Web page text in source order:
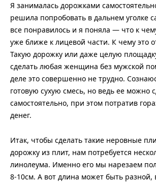
Я занималась дорожками
решила попробовать в дальнем уголке
все понравилось и я поняла — что к
уже ближе к лицевой части. К чему это
Такую дорожку или даже целую
сделать любая женщина без мужской
деле это совершенно не трудно.
готовую сухую смесь, но ведь ее можно
самостоятельно, при этом потратив
денег.
Итак, чтобы сделать такие неровные
дорожку из плит, нам потребуется
линолеума. Именно его мы нарезаем
8-10см. А вот длина может быть разной,